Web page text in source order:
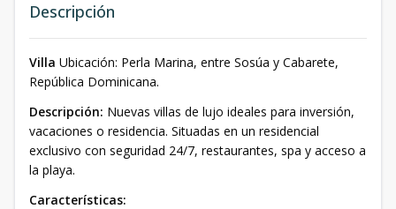
Descripción
Villa ​ Ubicación: Perla Marina, entre Sosúa y Cabarete,
República Dominicana. ​
Descripción: Nuevas villas de lujo ideales para inversión,
vacaciones o residencia. Situadas en un residencial
exclusivo con seguridad 24/7, restaurantes, spa y acceso a
la playa. ​
Características: